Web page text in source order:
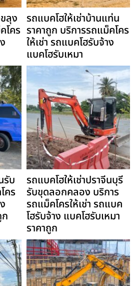
ลุง
โคร
รถแบคโฮให้เช่าบ้านแท่น
ราคาถูก บริการรถแม็คโคร
ให้เช่า รถแบคโฮรับจ้าง
แบคโฮรับเหมา
รับ
คร
รถแบคโฮให้เช่าปราจีนบุรี
รับขุดลอกคลอง บริการ
รถแม็คโครให้เช่า รถแบค
โฮรับจ้าง แบคโฮรับเหมา
ราคาถูก